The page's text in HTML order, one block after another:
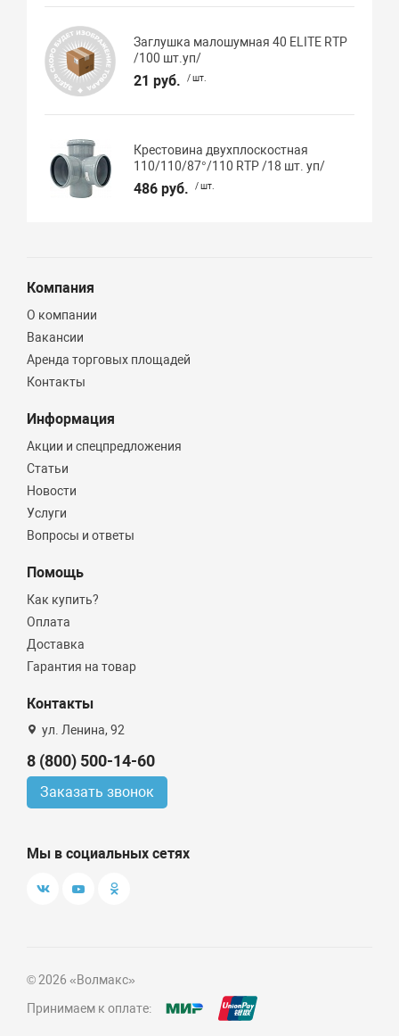
Заглушка малошумная 40 ELITE RTP
/100 шт.уп/
21 руб. / шт.
Крестовина двухплоскостная
110/110/87°/110 RTP /18 шт. уп/
486 руб. / шт.
Компания
О компании
Вакансии
Аренда торговых площадей
Контакты
Информация
Акции и спецпредложения
Статьи
Новости
Услуги
Вопросы и ответы
Помощь
Как купить?
Оплата
Доставка
Гарантия на товар
Контакты
ул. Ленина, 92
8 (800) 500-14-60
Заказать звонок
Мы в социальных сетях
© 2026 «Волмакс»
Принимаем к оплате: